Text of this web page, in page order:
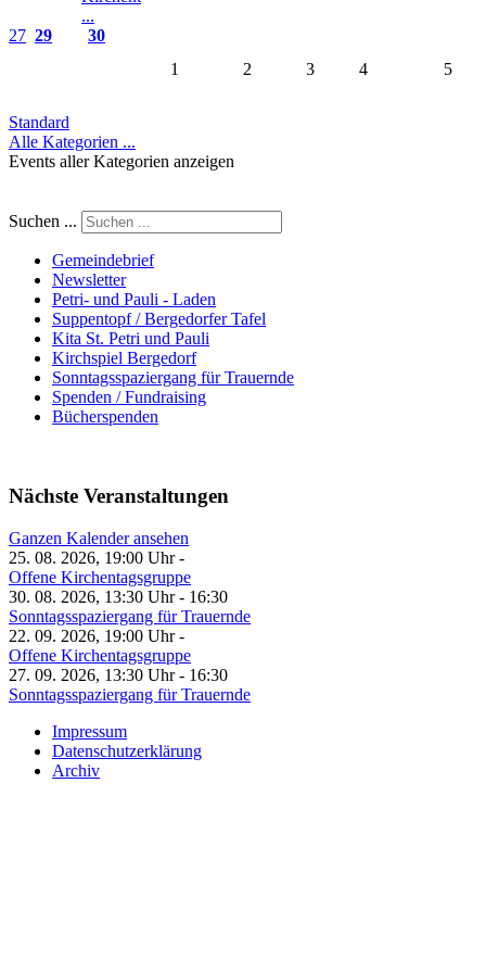
...
27 29
30
1
2 3 4 5
Standard
Alle Kategorien ...
Events aller Kategorien anzeigen
Suchen ...
Gemeindebrief
Newsletter
Petri- und Pauli - Laden
Suppentopf / Bergedorfer Tafel
Kita St. Petri und Pauli
Kirchspiel Bergedorf
Sonntagsspaziergang für Trauernde
Spenden / Fundraising
Bücherspenden
Nächste Veranstaltungen
Ganzen Kalender ansehen
25. 08. 2026, 19:00 Uhr -
Offene Kirchentagsgruppe
30. 08. 2026, 13:30 Uhr - 16:30
Sonntagsspaziergang für Trauernde
22. 09. 2026, 19:00 Uhr -
Offene Kirchentagsgruppe
27. 09. 2026, 13:30 Uhr - 16:30
Sonntagsspaziergang für Trauernde
Impressum
Datenschutzerklärung
Archiv